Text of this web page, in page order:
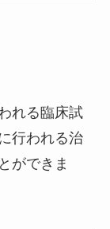
れる臨床試
行われる治
ができま